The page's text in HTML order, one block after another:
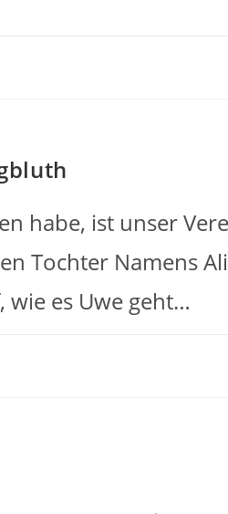
habe, ist unser
Tochter Namens
es Uwe geht…